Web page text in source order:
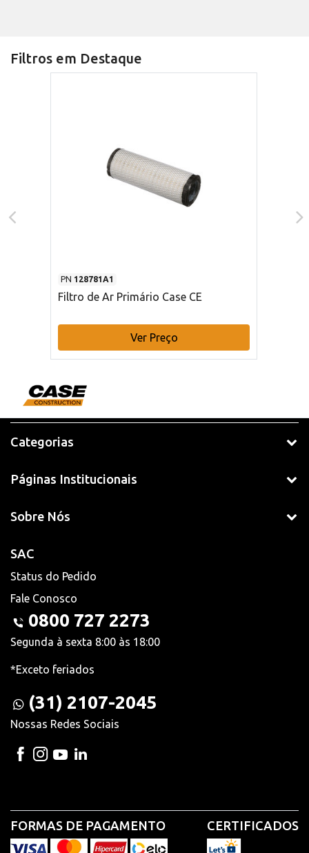
Filtros em Destaque
PN 128781A1
Filtro de Ar Primário Case CE
Ver Preço
Categorias
Páginas Institucionais
Sobre Nós
SAC
Status do Pedido
Fale Conosco
0800 727 2273
Segunda à sexta 8:00 às 18:00
*Exceto feriados
(31) 2107-2045
Nossas Redes Sociais
FORMAS DE PAGAMENTO CERTIFICADOS